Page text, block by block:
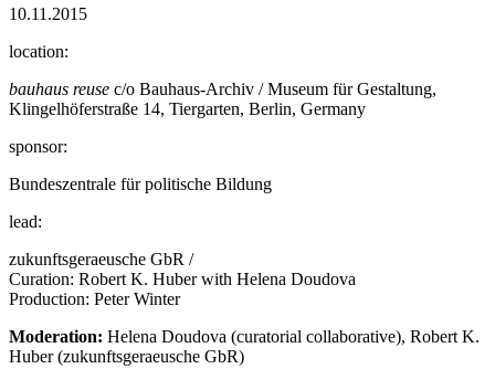
10.11.2015
location:
bauhaus reuse c/o Bauhaus-Archiv / Museum für Gestaltung,
Klingelhöferstraße 14, Tiergarten, Berlin, Germany
sponsor:
Bundeszentrale für politische Bildung
lead:
zukunftsgeraeusche GbR /
Curation: Robert K. Huber with Helena Doudova
Production: Peter Winter
Moderation: Helena Doudova (curatorial collaborative), Robert K.
Huber (zukunftsgeraeusche GbR)